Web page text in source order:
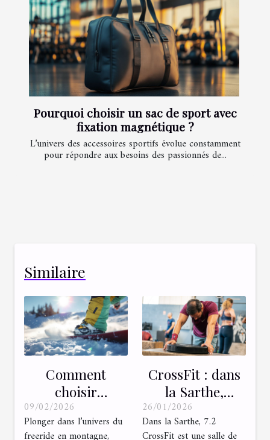
Pourquoi choisir un sac de sport avec
fixation magnétique ?
L’univers des accessoires sportifs évolue constamment
pour répondre aux besoins des passionnés de...
Similaire
Comment
choisir
l'équipement
idéal pour le
09/02/2026
Plonger dans l’univers du
freeride en montagne,
CrossFit : dans
la Sarthe,
découvrez une
salle
26/01/2026
Dans la Sarthe, 7.2
CrossFit est une salle de